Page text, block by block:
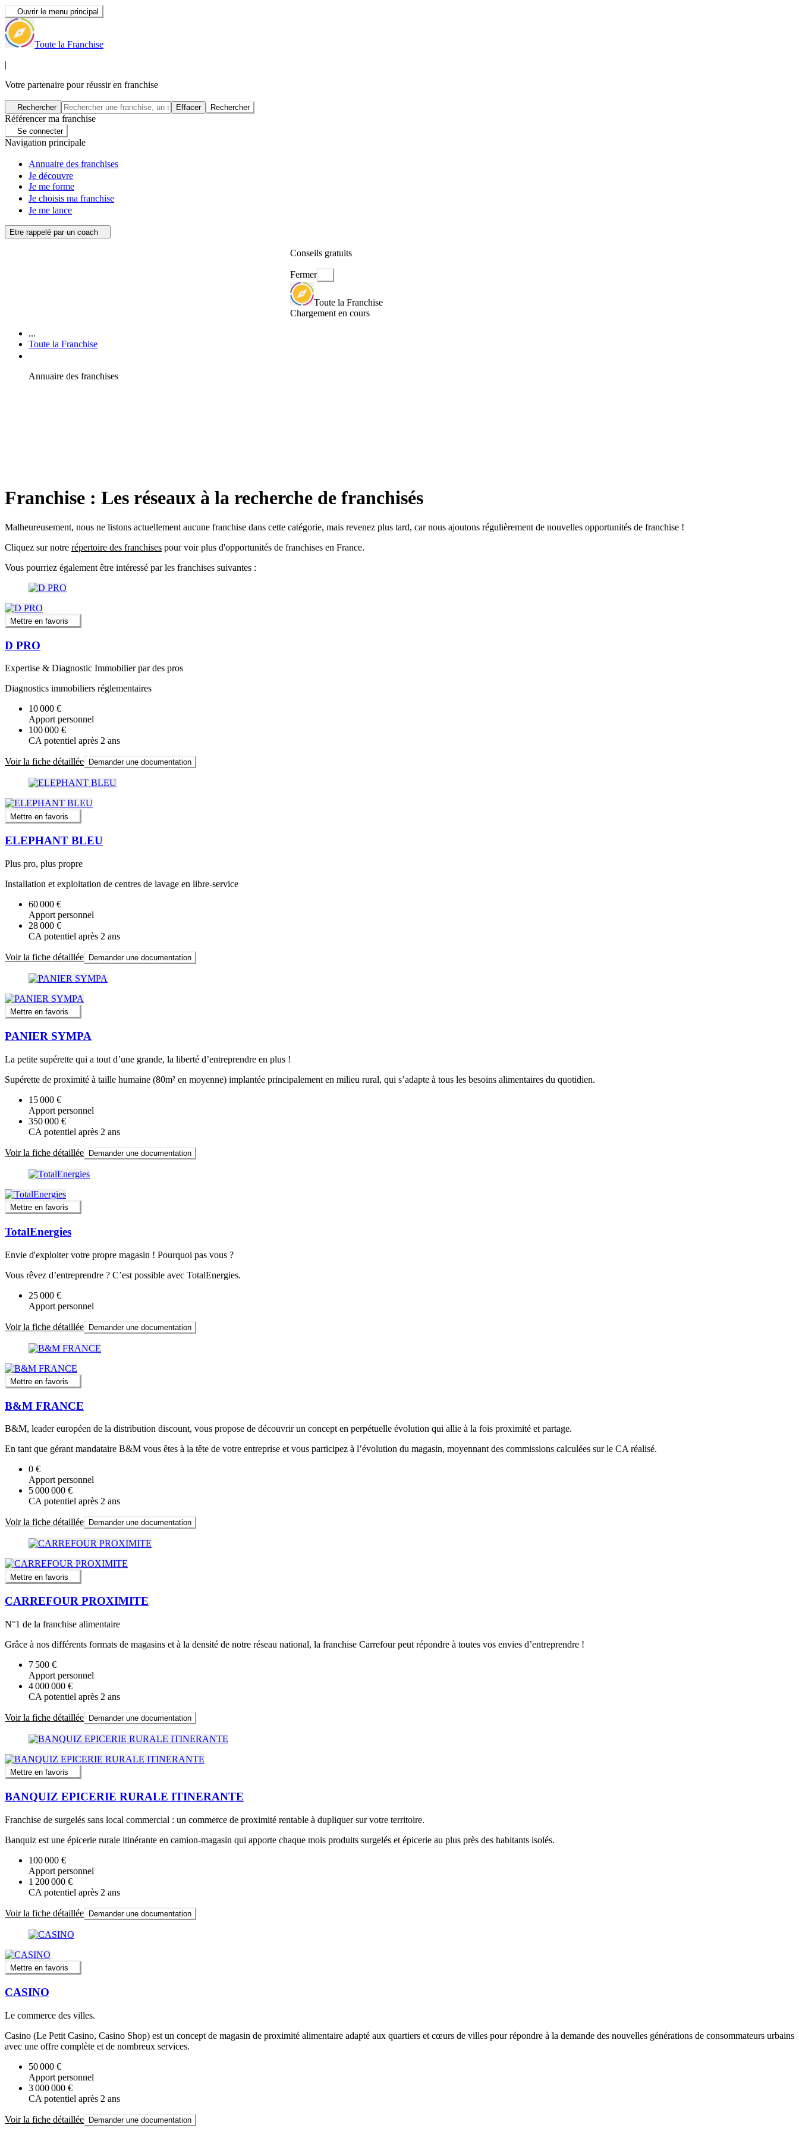
Ouvrir le menu principal
Toute la Franchise
|
Votre partenaire pour réussir en franchise
Rechercher Effacer Rechercher
Référencer ma franchise
Se connecter
Navigation principale
Annuaire des franchises
Je découvre
Je me forme
Je choisis ma franchise
Je me lance
Etre rappelé par un coach
Conseils gratuits
Fermer
Toute la Franchise
Chargement en cours
...
Toute la Franchise
Annuaire des franchises
Franchise : Les réseaux à la recherche de franchisés
Malheureusement, nous ne listons actuellement aucune franchise dans cette catégorie, mais revenez plus tard, car nous ajoutons régulièrement de nouvelles opportunités de franchise !
Cliquez sur notre répertoire des franchises pour voir plus d'opportunités de franchises en France.
Vous pourriez également être intéressé par les franchises suivantes :
Mettre en favoris
D PRO
Expertise & Diagnostic Immobilier par des pros
Diagnostics immobiliers réglementaires
10 000 €
Apport personnel
100 000 €
CA potentiel après 2 ans
Voir la fiche détaillée Demander une documentation
Mettre en favoris
ELEPHANT BLEU
Plus pro, plus propre
Installation et exploitation de centres de lavage en libre-service
60 000 €
Apport personnel
28 000 €
CA potentiel après 2 ans
Voir la fiche détaillée Demander une documentation
Mettre en favoris
PANIER SYMPA
La petite supérette qui a tout d’une grande, la liberté d’entreprendre en plus !
Supérette de proximité à taille humaine (80m² en moyenne) implantée principalement en milieu rural, qui s’adapte à tous les besoins alimentaires du quotidien.
15 000 €
Apport personnel
350 000 €
CA potentiel après 2 ans
Voir la fiche détaillée Demander une documentation
Mettre en favoris
TotalEnergies
Envie d'exploiter votre propre magasin ! Pourquoi pas vous ?
Vous rêvez d’entreprendre ? C’est possible avec TotalEnergies.
25 000 €
Apport personnel
Voir la fiche détaillée Demander une documentation
Mettre en favoris
B&M FRANCE
B&M, leader européen de la distribution discount, vous propose de découvrir un concept en perpétuelle évolution qui allie à la fois proximité et partage.
En tant que gérant mandataire B&M vous êtes à la tête de votre entreprise et vous participez à l’évolution du magasin, moyennant des commissions calculées sur le CA réalisé.
0 €
Apport personnel
5 000 000 €
CA potentiel après 2 ans
Voir la fiche détaillée Demander une documentation
Mettre en favoris
CARREFOUR PROXIMITE
N°1 de la franchise alimentaire
Grâce à nos différents formats de magasins et à la densité de notre réseau national, la franchise Carrefour peut répondre à toutes vos envies d’entreprendre !
7 500 €
Apport personnel
4 000 000 €
CA potentiel après 2 ans
Voir la fiche détaillée Demander une documentation
Mettre en favoris
BANQUIZ EPICERIE RURALE ITINERANTE
Franchise de surgelés sans local commercial : un commerce de proximité rentable à dupliquer sur votre territoire.
Banquiz est une épicerie rurale itinérante en camion-magasin qui apporte chaque mois produits surgelés et épicerie au plus près des habitants isolés.
100 000 €
Apport personnel
1 200 000 €
CA potentiel après 2 ans
Voir la fiche détaillée Demander une documentation
Mettre en favoris
CASINO
Le commerce des villes.
Casino (Le Petit Casino, Casino Shop) est un concept de magasin de proximité alimentaire adapté aux quartiers et cœurs de villes pour répondre à la demande des nouvelles générations de consommateurs urbains
avec une offre complète et de nombreux services.
50 000 €
Apport personnel
3 000 000 €
CA potentiel après 2 ans
Voir la fiche détaillée Demander une documentation